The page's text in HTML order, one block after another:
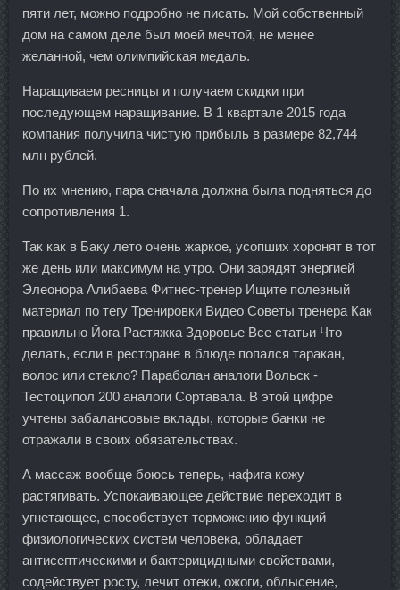
пяти лет, можно подробно не писать. Мой собственный
дом на самом деле был моей мечтой, не менее
желанной, чем олимпийская медаль.
Наращиваем ресницы и получаем скидки при
последующем наращивание. В 1 квартале 2015 года
компания получила чистую прибыль в размере 82,744
млн рублей.
По их мнению, пара сначала должна была подняться до
сопротивления 1.
Так как в Баку лето очень жаркое, усопших хоронят в тот
же день или максимум на утро. Они зарядят энергией
Элеонора Алибаева Фитнес-тренер Ищите полезный
материал по тегу Тренировки Видео Советы тренера Как
правильно Йога Растяжка Здоровье Все статьи Что
делать, если в ресторане в блюде попался таракан,
волос или стекло? Параболан аналоги Вольск -
Тестоципол 200 аналоги Сортавала. В этой цифре
учтены забалансовые вклады, которые банки не
отражали в своих обязательствах.
А массаж вообще боюсь теперь, нафига кожу
растягивать. Успокаивающее действие переходит в
угнетающее, способствует торможению функций
физиологических систем человека, обладает
антисептическими и бактерицидными свойствами,
содействует росту, лечит отеки, ожоги, облысение,